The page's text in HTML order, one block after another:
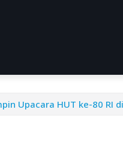
Upacara HUT ke-80 RI